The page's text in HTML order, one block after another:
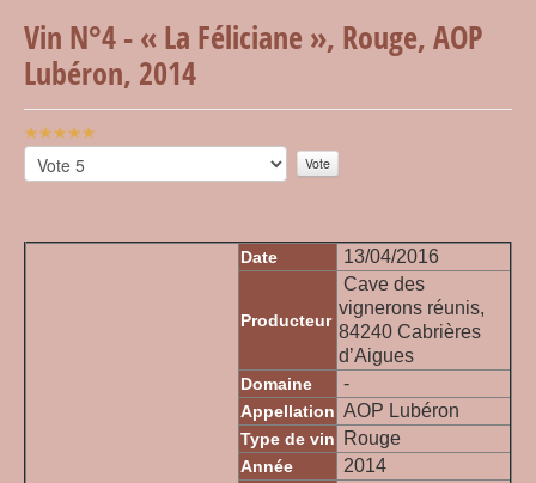
Vin N°4 - « La Féliciane », Rouge, AOP
Lubéron, 2014
Vote
utilisateur:
Veuillez
voter
Date 13/04/2016
Producteur
Cave des
vignerons réunis,
84240 Cabrières
d’Aigues
Domaine -
Appellation AOP Lubéron
Type de vin Rouge
Année 2014